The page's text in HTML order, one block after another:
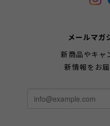
メールマガ
新商品やキャ
新情報をお